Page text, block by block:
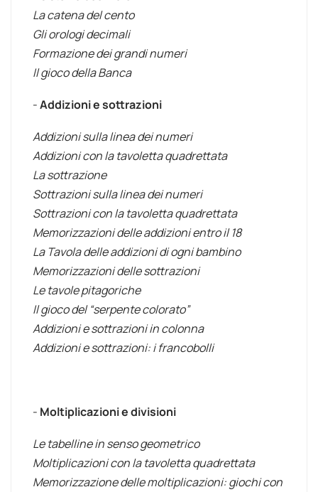
La catena del cento
Gli orologi decimali
Formazione dei grandi numeri
Il gioco della Banca
-Addizioni e sottrazioni
Addizioni sulla linea dei numeri
Addizioni con la tavoletta quadrettata
La sottrazione
Sottrazioni sulla linea dei numeri
Sottrazioni con la tavoletta quadrettata
Memorizzazioni delle addizioni entro il 18
La Tavola delle addizioni di ogni bambino
Memorizzazioni delle sottrazioni
Le tavole pitagoriche
Il gioco del “serpente colorato”
Addizioni e sottrazioni in colonna
Addizioni e sottrazioni: i francobolli
- Moltiplicazioni e divisioni
Le tabelline in senso geometrico
Moltiplicazioni con la tavoletta quadrettata
Memorizzazione delle moltiplicazioni: giochi con